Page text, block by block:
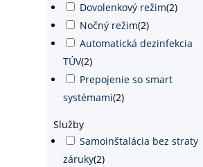
Dovolenkový režim(2)
Nočný režim(2)
Automatická dezinfekcia
TÚV(2)
Prepojenie so smart
systémami(2)
Služby
Samoinštalácia bez straty
záruky(2)